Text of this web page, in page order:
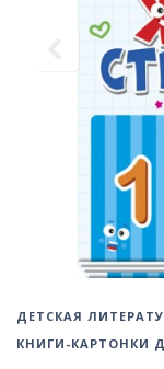
ДЕТСКАЯ
КНИГИ-КАРТОНКИ